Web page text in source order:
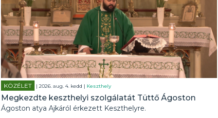
KÖZÉLET | 2026. aug. 4. kedd | Keszthely
Megkezdte keszthelyi szolgálatát Tüttő Ágoston
Ágoston atya Ajkáról érkezett Keszthelyre.